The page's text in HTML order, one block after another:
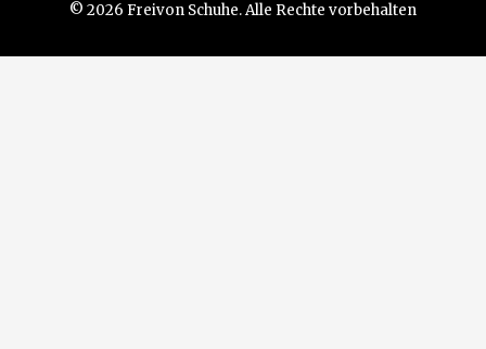
© 2026 Freivon Schuhe. Alle Rechte vorbehalten